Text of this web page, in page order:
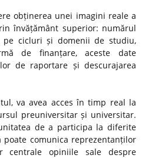
obținerea unei imagini reale a
învățământ superior: numărul
cicluri și domenii de studiu,
de finanțare, aceste date
de raportare și descurajarea
va avea acces în timp real la
preuniversitar și universitar.
de a participa la diferite
comunica reprezentanților
opiniile sale despre